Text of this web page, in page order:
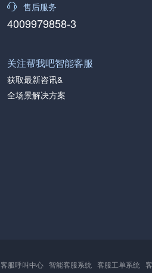
售后服务
4009979858-3
关注帮我吧智能客服
获取最新咨讯&
全场景解决方案
客服呼叫中心 智能客服系统 客服工单系统